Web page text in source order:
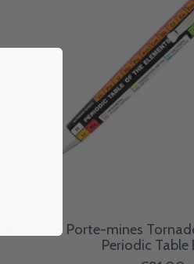
RETRO 51 Porte-mines
Periodic Table